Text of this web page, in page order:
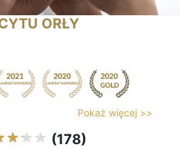
ORŁY
Pokaż więcej >>
(178)